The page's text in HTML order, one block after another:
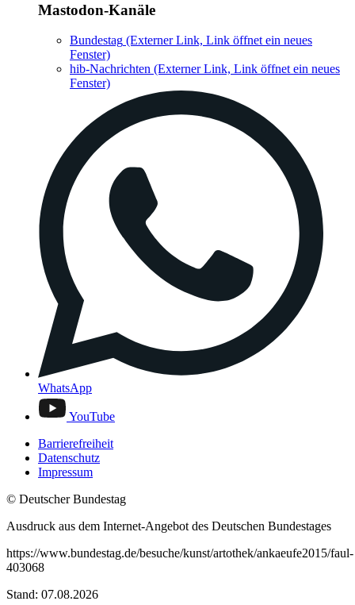
Mastodon-Kanäle
Bundestag (Externer Link, Link öffnet ein neues
Fenster)
hib-Nachrichten (Externer Link, Link öffnet ein neues
Fenster)
WhatsApp
YouTube
Barrierefreiheit
Datenschutz
Impressum
© Deutscher Bundestag
Ausdruck aus dem Internet-Angebot des Deutschen Bundestages
https://www.bundestag.de/besuche/kunst/artothek/ankaeufe2015/faul-
403068
Stand: 07.08.2026